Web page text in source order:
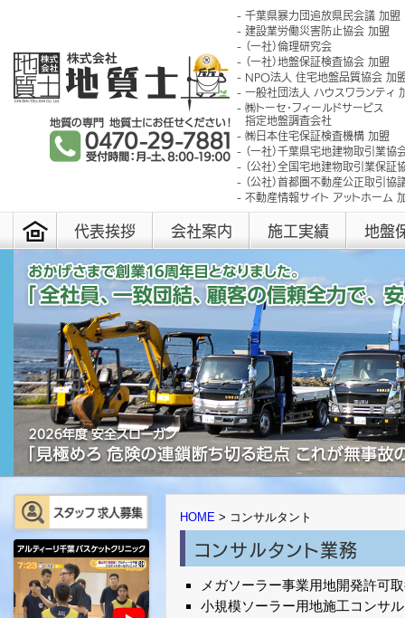
千葉県暴力団追放県民会議 加盟
建設業労働災害防止協会 加盟
（一社）倫理研究会
（一社）地盤保証検査協会 加盟
NPO法人 住宅地盤品質協会 加
一般社団法人 ハウスワランティ
㈱トーセ･フィールドサービス
指定地盤調査会社
㈱日本住宅保証検査機構 加盟
（一社）千葉県宅地建物取引業協
（公社）全国宅地建物取引業保証
（公社）首都圏不動産公正取引協
不動産情報サイト アットホーム
代表挨拶 会社案内 施工実績 地盤
HOME > コンサルタント
コンサルタント業務
メガソーラー事業用地開発許可
小規模ソーラー用地施工コンサ